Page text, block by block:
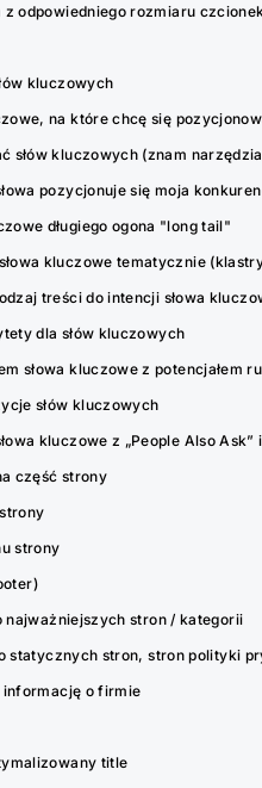
odpowiedniego rozmiaru
kluczowych
na które chcę się
słów kluczowych (znam
pozycjonuje się moja
długiego ogona "long tail"
kluczowe tematycznie
treści do intencji słowa
dla słów kluczowych
słowa kluczowe z potencjałem
słów kluczowych
kluczowe z „People Also Ask”
część strony
strony
najważniejszych stron / kategorii
statycznych stron, stron polityki
o firmie
title